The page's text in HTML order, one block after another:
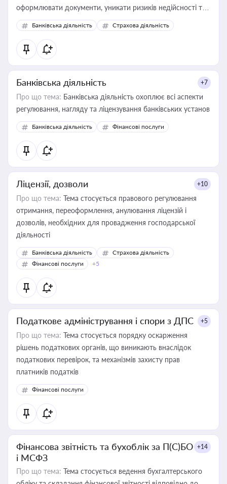
оформлювати документи, уникати ризиків недійсності та
забезпечувати їх належне прийняття органами влади та
контрагентами
Банківська діяльність Страхова діяльність
Банківська діяльність +7
Про що тема: Банківська діяльність охоплює всі аспекти
регулювання, нагляду та ліцензування банківських установ
Банківська діяльність Фінансові послуги
Ліцензії, дозволи +10
Про що тема: Тема стосується правового регулювання
отримання, переоформлення, анулювання ліцензій і
дозволів, необхідних для провадження господарської
діяльності
Банківська діяльність
Страхова діяльність
Фінансові послуги
+5
Податкове адміністрування і спори з ДПС +5
Про що тема: Тема стосується порядку оскарження
рішень податкових органів, що виникають внаслідок
податкових перевірок, та механізмів захисту прав
платників податків
Фінансові послуги
Фінансова звітність та бухоблік за П(С)БО
і МСФЗ
+14
Про що тема: Тема стосується ведення бухгалтерського